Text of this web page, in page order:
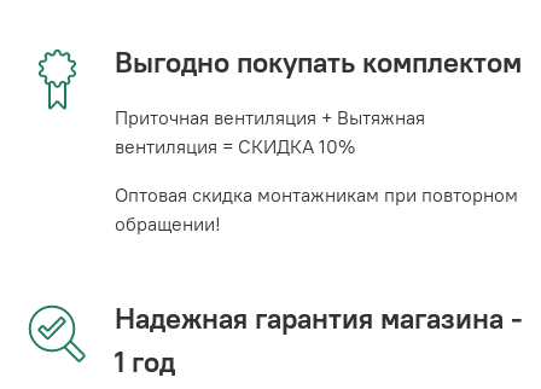
Выгодно покупать комплектом
Приточная вентиляция + Вытяжная
вентиляция = СКИДКА 10%
Оптовая скидка монтажникам при повторном
обращении!
Надежная гарантия магазина -
1 год